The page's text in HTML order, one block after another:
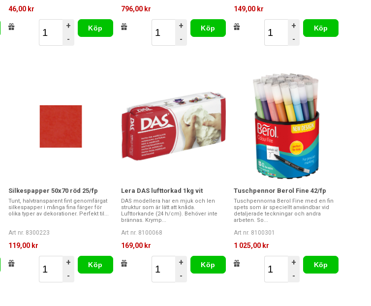
46,00 kr
+
-
Köp
796,00 kr
+
-
Köp
149,00 kr
+
-
Köp
Silkespapper 50x70 röd 25/fp
Tunt, halvtransparent fint genomfärgat
silkespapper i många fina färger för
olika typer av dekorationer. Perfekt til...
Art nr. 8300223
119,00 kr
+
-
Köp
Lera DAS lufttorkad 1kg vit
DAS modellera har en mjuk och len
struktur som är lätt att knåda.
Lufttorkande (24 h/cm). Behöver inte
brännas. Krymp...
Art nr. 8100068
169,00 kr
+
-
Köp
Tuschpennor Berol Fine 42/fp
Tuschpennorna Berol Fine med en fin
spets som är speciellt användbar vid
detaljerade teckningar och andra
arbeten. So...
Art nr. 8100301
1 025,00 kr
+
-
Köp